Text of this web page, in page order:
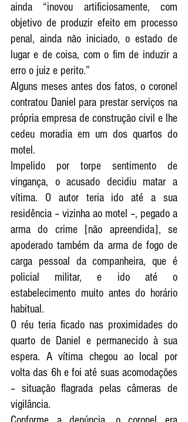
ainda “inovou artificiosamente, com
objetivo de produzir efeito em processo
penal, ainda não iniciado, o estado de
lugar e de coisa, com o fim de induzir a
erro o juiz e perito.”
Alguns meses antes dos fatos, o coronel
contratou Daniel para prestar serviços na
própria empresa de construção civil e lhe
cedeu moradia em um dos quartos do
motel.
Impelido por torpe sentimento de
vingança, o acusado decidiu matar a
vítima. O autor teria ido até a sua
residência – vizinha ao motel –, pegado a
arma do crime [não apreendida], se
apoderado também da arma de fogo de
carga pessoal da companheira, que é
policial militar, e ido até o
estabelecimento muito antes do horário
habitual.
O réu teria ficado nas proximidades do
quarto de Daniel e permanecido à sua
espera. A vítima chegou ao local por
volta das 6h e foi até suas acomodações
– situação flagrada pelas câmeras de
vigilância.